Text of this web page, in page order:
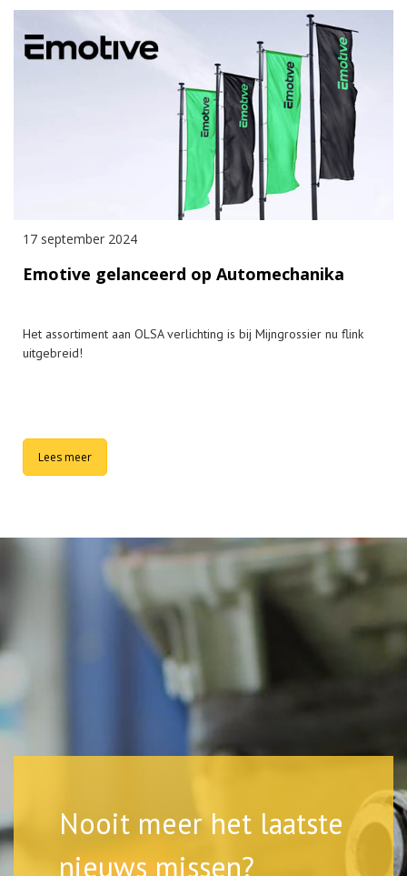
17 september 2024
Emotive gelanceerd op Automechanika
Het assortiment aan OLSA verlichting is bij Mijngrossier nu flink
uitgebreid!
Lees meer
Nooit meer het laatste
nieuws missen?